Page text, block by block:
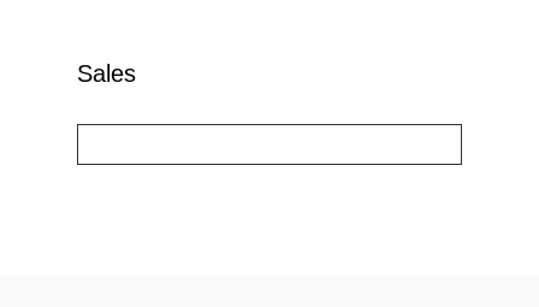
Sales